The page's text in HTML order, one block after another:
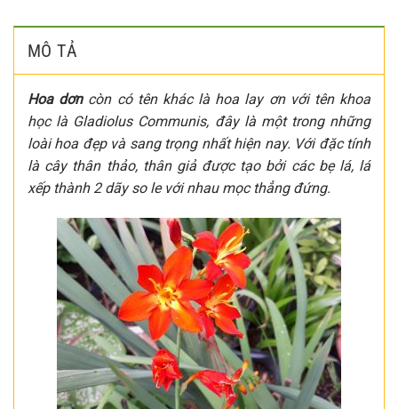
MÔ TẢ
Hoa dơncòn có tên khác là hoa lay ơn với tên khoa
học là Gladiolus Communis, đây là một trong những
loài hoa đẹp và sang trọng nhất hiện nay. Với đặc tính
là cây thân thảo, thân giả được tạo bởi các bẹ lá, lá
xếp thành 2 dãy so le với nhau mọc thẳng đứng.